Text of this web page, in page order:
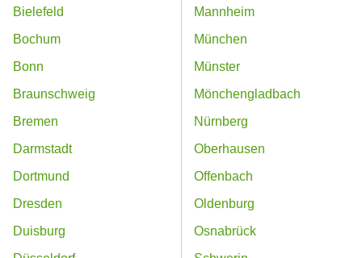
Bielefeld
Bochum
Bonn
Braunschweig
Bremen
Darmstadt
Dortmund
Dresden
Duisburg
Mannheim
München
Münster
Mönchengladbach
Nürnberg
Oberhausen
Offenbach
Oldenburg
Osnabrück